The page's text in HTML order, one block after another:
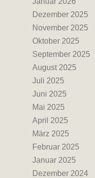
Dezember 2025
November 2025
Oktober 2025
September 2025
August 2025
Juli 2025
Juni 2025
Mai 2025
April 2025
März 2025
Februar 2025
Januar 2025
Dezember 2024